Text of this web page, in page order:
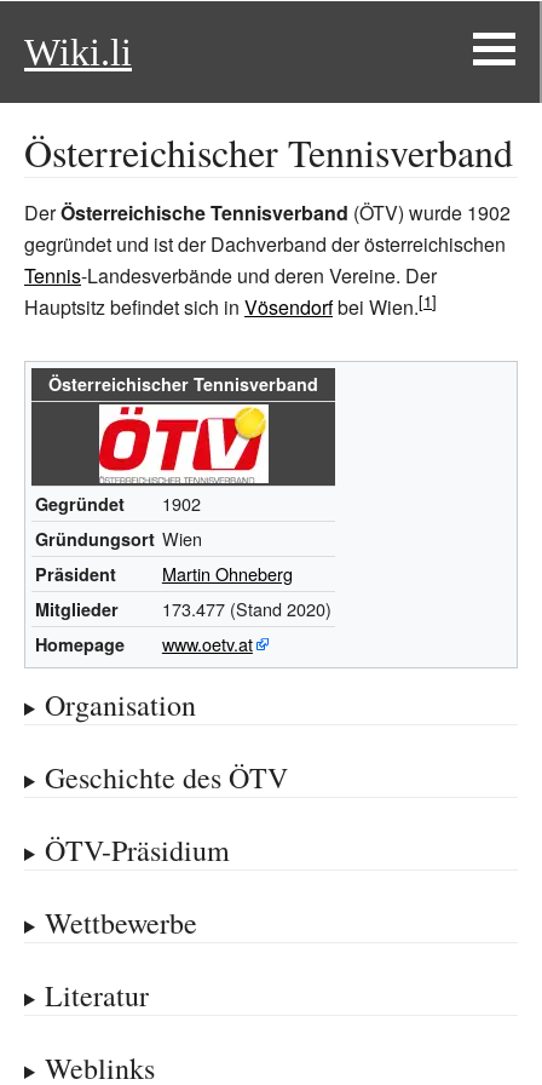
Wiki.li
Österreichischer Tennisverband
DerÖsterreichische Tennisverband (ÖTV) wurde 1902
gegründet und ist der Dachverband der österreichischen
Tennis-Landesverbände und deren Vereine. Der
Hauptsitz befindet sich in Vösendorfbei Wien.
Österreichischer Tennisverband
Gegründet 1902
Gründungsort Wien
Präsident Martin Ohneberg
Mitglieder 173.477 (Stand 2020)
Homepage www.oetv.at
Organisation
Geschichte des ÖTV
ÖTV-Präsidium
Wettbewerbe
Literatur
Weblinks